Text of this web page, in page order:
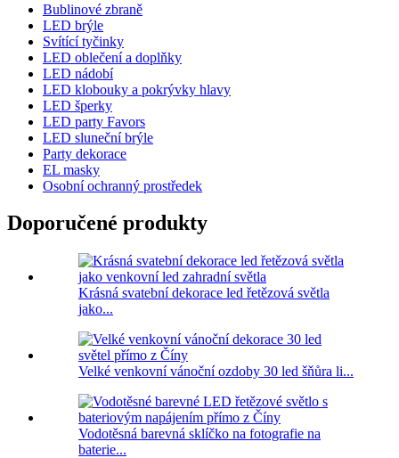
Bublinové zbraně
LED brýle
Svítící tyčinky
LED oblečení a doplňky
LED nádobí
LED klobouky a pokrývky hlavy
LED šperky
LED party Favors
LED sluneční brýle
Party dekorace
EL masky
Osobní ochranný prostředek
Doporučené produkty
Krásná svatební dekorace led řetězová světla
jako...
Velké venkovní vánoční ozdoby 30 led šňůra li...
Vodotěsná barevná sklíčko na fotografie na
baterie...